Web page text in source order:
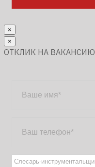
×
×
ОТКЛИК НА ВАКАНСИЮ